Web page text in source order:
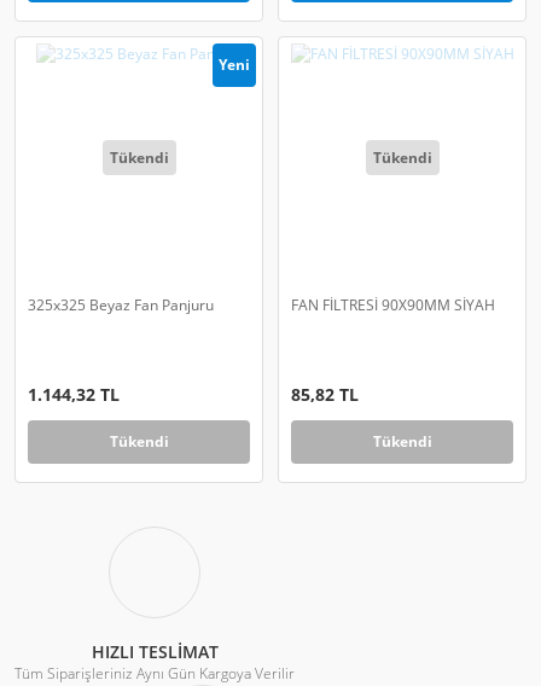
Yeni
Tükendi
325x325 Beyaz Fan Panjuru
1.144,32 TL
Tükendi
Tükendi
FAN FİLTRESİ 90X90MM SİYAH
85,82 TL
Tükendi
HIZLI TESLİMAT
Tüm Siparişleriniz Aynı Gün Kargoya Verilir